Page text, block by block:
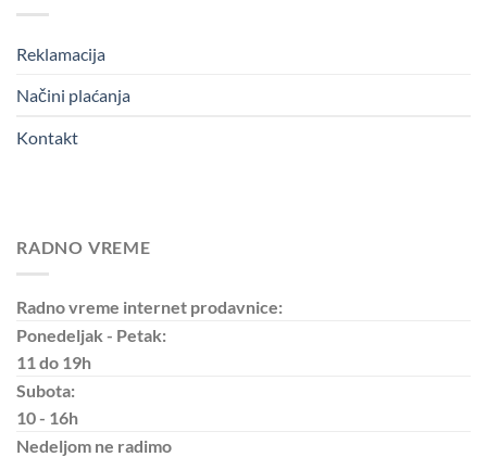
Reklamacija
Načini plaćanja
Kontakt
RADNO VREME
Radno vreme internet prodavnice:
Ponedeljak - Petak:
11 do 19h
Subota:
10 - 16h
Nedeljom ne radimo